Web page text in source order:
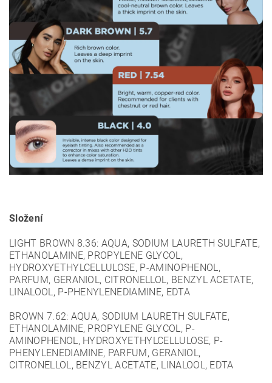
Složení
LIGHT BROWN 8.36: AQUA, SODIUM LAURETH SULFATE,
ETHANOLAMINE, PROPYLENE GLYCOL,
HYDROXYETHYLCELLULOSE, P-AMINOPHENOL,
PARFUM, GERANIOL, CITRONELLOL, BENZYL ACETATE,
LINALOOL, P-PHENYLENEDIAMINE, EDTA
BROWN 7.62: AQUA, SODIUM LAURETH SULFATE,
ETHANOLAMINE, PROPYLENE GLYCOL, P-
AMINOPHENOL, HYDROXYETHYLCELLULOSE, P-
PHENYLENEDIAMINE, PARFUM, GERANIOL,
CITRONELLOL, BENZYL ACETATE, LINALOOL, EDTA